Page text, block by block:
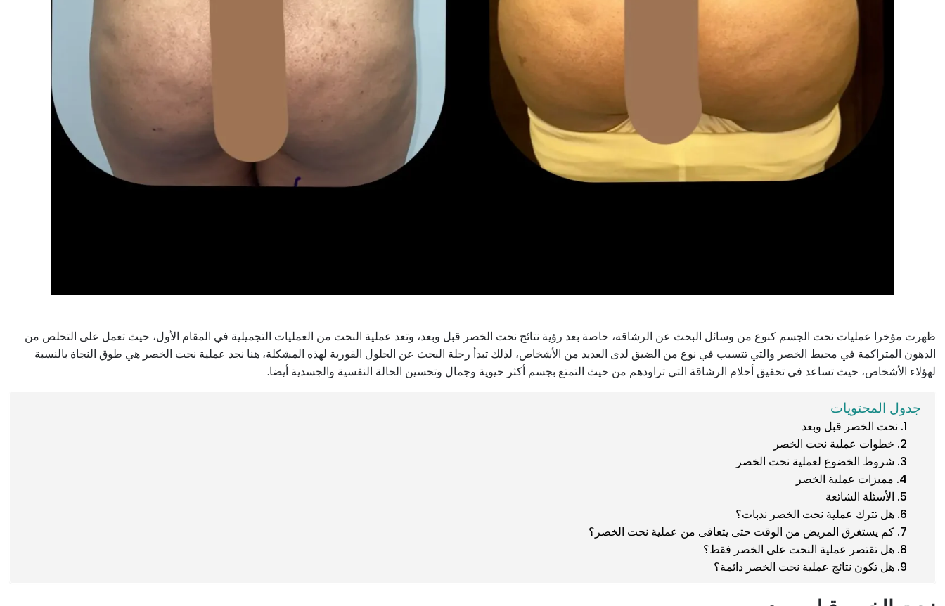
ظهرت مؤخرا عمليات نحت الجسم كنوع من وسائل البحث عن الرشاقه، خاصة بعد رؤية نتائج نحت الخصر قبل وبعد، وتعد عملية النحت من العمليات التجميلية في المقام الأول، حيث تعمل على التخلص من
الدهون المتراكمة في محيط الخصر والتي تتسبب في نوع من الضيق لدى العديد من الأشخاص، لذلك تبدأ رحلة البحث عن الحلول الفورية لهذه المشكلة، هنا نجد عملية نحت الخصر هي طوق النجاة بالنسبة
لهؤلاء الأشخاص، حيث تساعد في تحقيق أحلام الرشاقة التي تراودهم من حيث التمتع بجسم أكثر حيوية وجمال وتحسين الحالة النفسية والجسدية أيضا.
جدول المحتويات
نحت الخصر قبل وبعد
خطوات عملية نحت الخصر
شروط الخضوع لعملية نحت الخصر
مميزات عملية الخصر
الأسئلة الشائعة
هل تترك عملية نحت الخصر ندبات؟
كم يستغرق المريض من الوقت حتى يتعافى من عملية نحت الخصر؟
هل تقتصر عملية النحت على الخصر فقط؟
هل تكون نتائج عملية نحت الخصر دائمة؟